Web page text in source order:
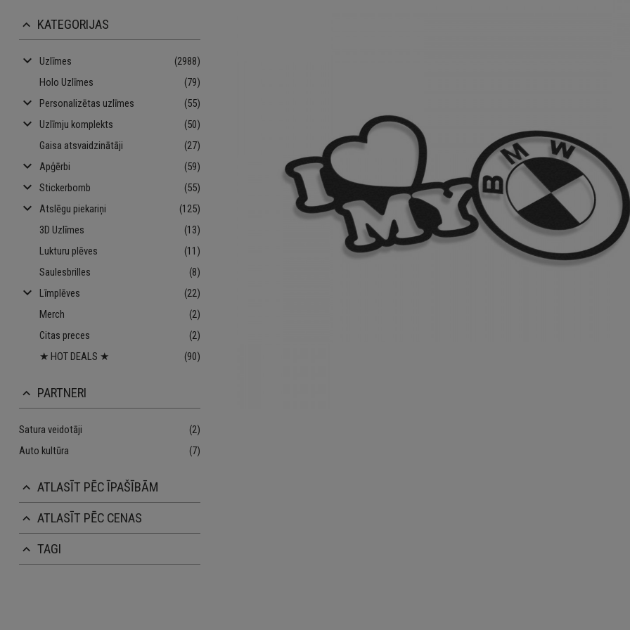
keyboard_arrow_up KATEGORIJAS
keyboard_arrow_down Uzlīmes
(2988)
Holo Uzlīmes
(79)
keyboard_arrow_down Personalizētas uzlīmes (55)
keyboard_arrow_down Uzlīmju komplekts
(50)
Gaisa atsvaidzinātāji
(27)
keyboard_arrow_down Apģērbi (59)
keyboard_arrow_down Stickerbomb (55)
keyboard_arrow_down Atslēgu piekariņi
(125)
3D Uzlīmes
(13)
Lukturu plēves
(11)
Saulesbrilles
(8)
keyboard_arrow_down Līmplēves
(22)
Merch
(2)
Citas preces
(2)
★ HOT DEALS ★
(90)
keyboard_arrow_up PARTNERI
Satura veidotāji
(2)
Auto kultūra
(7)
keyboard_arrow_up ATLASĪT PĒC ĪPAŠĪBĀM
keyboard_arrow_up ATLASĪT PĒC CENAS
keyboard_arrow_up TAGI